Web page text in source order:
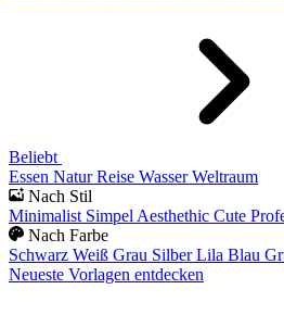
Beliebt
Essen Natur Reise Wasser Weltraum
Nach Stil
Minimalist Simpel Aesthethic Cute
Nach Farbe
Schwarz Weiß Grau Silber Lila Blau
Neueste Vorlagen entdecken